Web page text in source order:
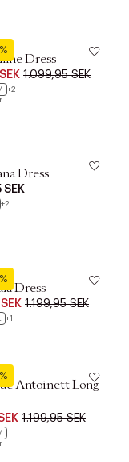
Dress
1.099,95 SEK
+2
Dress
SEK
+2
Dress
1.199,95 SEK
+1
Antoinett Long
1.199,95 SEK